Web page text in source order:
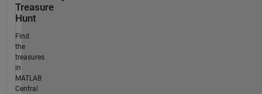
Treasure
Hunt
Find
the
treasures
in
MATLAB
Central